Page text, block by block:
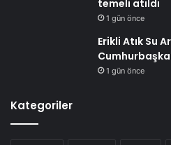
temeli atıldı
1 gün önce
Erikli Atık Su
1 gün önce
Kategoriler